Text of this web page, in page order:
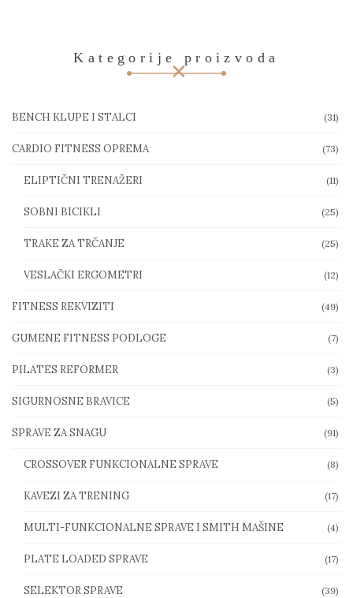
Kategorije proizvoda
BENCH KLUPE I STALCI (31)
CARDIO FITNESS OPREMA (73)
ELIPTIČNI TRENAŽERI (11)
SOBNI BICIKLI (25)
TRAKE ZA TRČANJE (25)
VESLAČKI ERGOMETRI (12)
FITNESS REKVIZITI (49)
GUMENE FITNESS PODLOGE (7)
PILATES REFORMER (3)
SIGURNOSNE BRAVICE (5)
SPRAVE ZA SNAGU (91)
CROSSOVER FUNKCIONALNE SPRAVE (8)
KAVEZI ZA TRENING (17)
MULTI-FUNKCIONALNE SPRAVE I SMITH MAŠINE (4)
PLATE LOADED SPRAVE (17)
SELEKTOR SPRAVE (39)